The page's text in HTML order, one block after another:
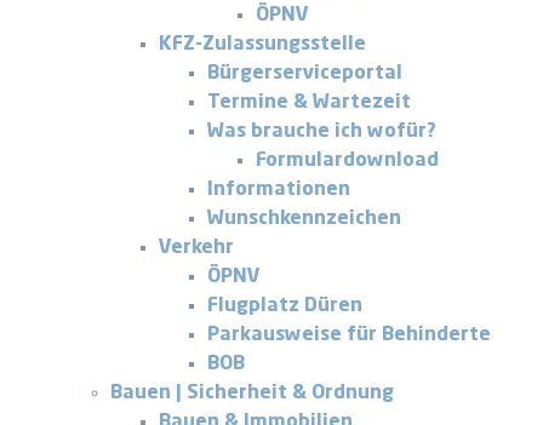
ÖPNV
KFZ-Zulassungsstelle
Bürgerserviceportal
Termine & Wartezeit
Was brauche ich wofür?
Formulardownload
Informationen
Wunschkennzeichen
Verkehr
ÖPNV
Flugplatz Düren
Parkausweise für Behinderte
BOB
Bauen | Sicherheit & Ordnung